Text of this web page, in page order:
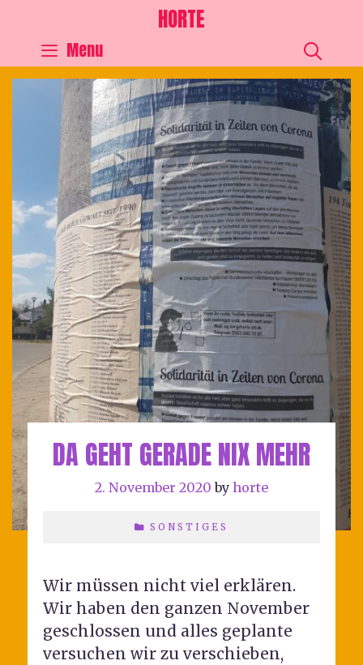
HORTE
Menu
DA GEHT GERADE NIX MEHR
2. November 2020 by horte
SONSTIGES
Wir müssen nicht viel erklären.
Wir haben den ganzen November
geschlossen und alles geplante
versuchen wir zu verschieben,